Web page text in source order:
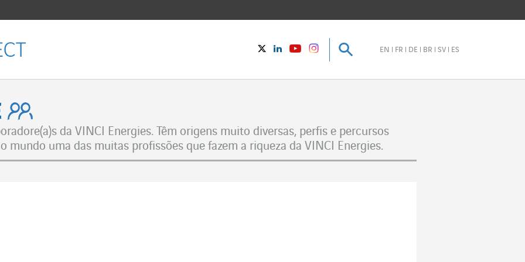
TwitterLinkedInYoutubeinstagram Pesquisar
EN FR DE BR SV ES
Pesquisar
da VINCI Energies. Têm origens muito diversas, perfis e percursos
mundo uma das muitas profissões que fazem a riqueza da VINCI Energies.